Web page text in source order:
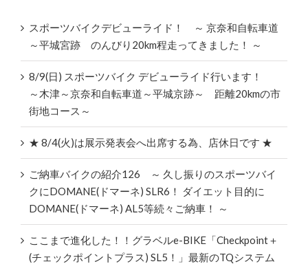
スポーツバイクデビューライド！ ～ 京奈和自転車道
～平城宮跡 のんびり20km程走ってきました！ ～
8/9(日) スポーツバイク デビューライド行います！
～木津～京奈和自転車道～平城京跡～ 距離20kmの市
街地コース～
★ 8/4(火)は展示発表会へ出席する為、店休日です ★
ご納車バイクの紹介126 ～ 久し振りのスポーツバイ
クにDOMANE(ドマーネ) SLR6！ ダイエット目的に
DOMANE(ドマーネ) AL5等続々ご納車！ ～
ここまで進化した！！グラベルe-BIKE「Checkpoint＋
(チェックポイントプラス) SL5！」最新のTQシステム